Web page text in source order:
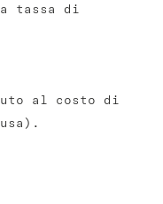
tassa di
al costo di